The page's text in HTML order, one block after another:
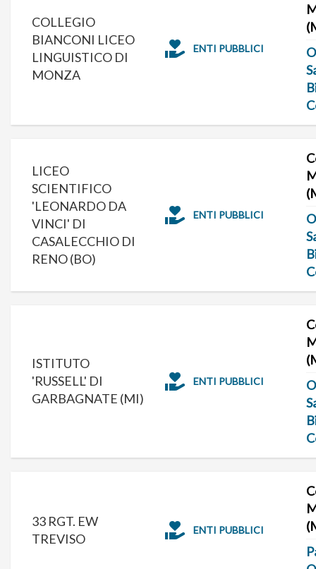
COLLEGIO
BIANCONI LICEO
LINGUISTICO DI
MONZA
ENTI PUBBLICI
LICEO
SCIENTIFICO
'LEONARDO DA
VINCI' DI
CASALECCHIO DI
RENO (BO)
ENTI PUBBLICI
ISTITUTO
'RUSSELL' DI
GARBAGNATE (MI)
ENTI PUBBLICI
33 RGT. EW
TREVISO
ENTI PUBBLICI